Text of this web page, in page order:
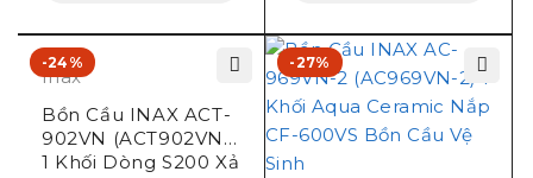
Thiết bị vệ sinh Phúc Đăng phục vụ tư vấn và giao
hàng miễn phí các quận Lê Chân, Ngô Quyền, Hồng
Bàng, Dương Kinh, Đồ Sơn, Kiến An, Hải An, An
Dương, Thủy Nguyên, các Huyện Vĩnh Bảo, An Lão,
Tiên Lãng, Kiến Thụy …
-24%
Inax
Bồn Cầu INAX ACT-
902VN (ACT902VN)
1 Khối Dòng S200 Xả
-27%